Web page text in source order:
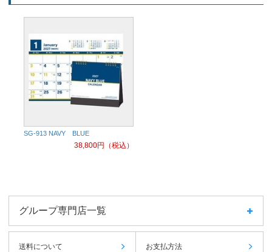
SG-913 NAVY BLUE
38,800円（税込）
グループ専門店一覧
送料について お支払方法